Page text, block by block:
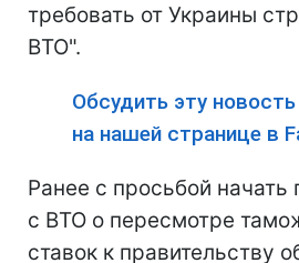
требовать от Украины
ВТО".
Обсудить эту
на нашей странице в
Ранее с просьбой начать
с ВТО о пересмотре
ставок к правительству